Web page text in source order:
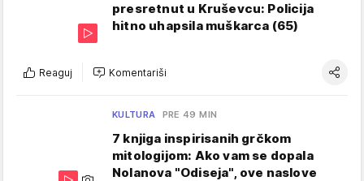
presretnut u Kruševcu: Policija
hitno uhapsila muškarca (65)
Reaguj Komentariši
KULTURA PRE 49 MIN
7 knjiga inspirisanih grčkom
mitologijom: Ako vam se dopala
Nolanova "Odiseja", ove naslove